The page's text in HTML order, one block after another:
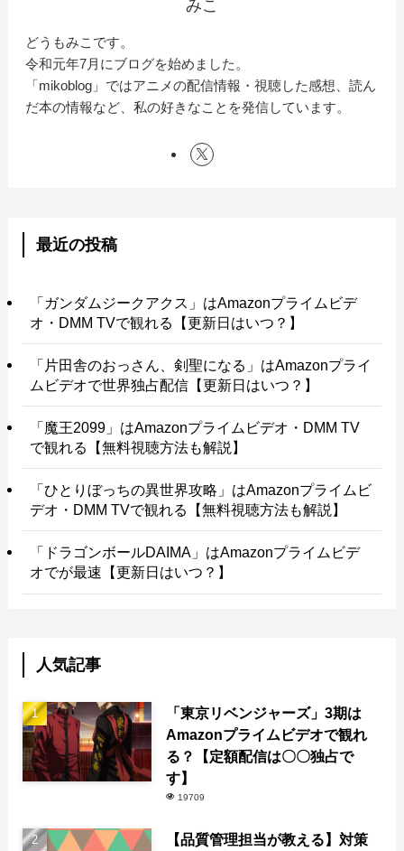
みこ
どうもみこです。
令和元年7月にブログを始めました。
「mikoblog」ではアニメの配信情報・視聴した感想、読ん
だ本の情報など、私の好きなことを発信しています。
最近の投稿
「ガンダムジークアクス」はAmazonプライムビデ
オ・DMM TVで観れる【更新日はいつ？】
「片田舎のおっさん、剣聖になる」はAmazonプライ
ムビデオで世界独占配信【更新日はいつ？】
「魔王2099」はAmazonプライムビデオ・DMM TV
で観れる【無料視聴方法も解説】
「ひとりぼっちの異世界攻略」はAmazonプライムビ
デオ・DMM TVで観れる【無料視聴方法も解説】
「ドラゴンボールDAIMA」はAmazonプライムビデ
オでが最速【更新日はいつ？】
人気記事
「東京リベンジャーズ」3期は
Amazonプライムビデオで観れ
る？【定額配信は〇〇独占で
す】
19709
【品質管理担当が教える】対策